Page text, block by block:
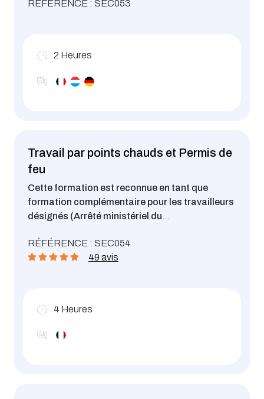
recyclage régulier est recommandé
RÉFÉRENCE : SEC053
2 Heures
Travail par points chauds et Permis de
feu
Cette formation est reconnue en tant que
formation complémentaire pour les travailleurs
désignés (Arrêté ministériel du
nécessaires pour la sécurité lors de travail par
points chauds
RÉFÉRENCE : SEC054
49 avis
4 Heures